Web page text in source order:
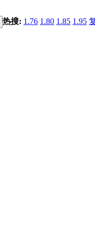
热搜: 1.76 1.80 1.85 1.95